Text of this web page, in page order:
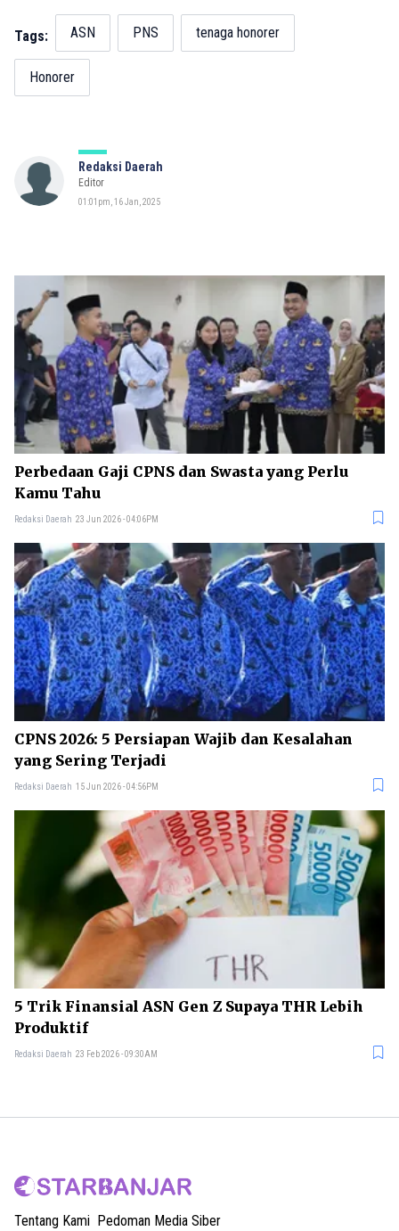
Tags: ASN PNS tenaga honorer
Honorer
Redaksi Daerah
Editor
01:01pm, 16 Jan, 2025
Perbedaan Gaji CPNS dan Swasta yang Perlu
Kamu Tahu
Redaksi Daerah 23 Jun 2026 - 04:06PM
CPNS 2026: 5 Persiapan Wajib dan Kesalahan
yang Sering Terjadi
Redaksi Daerah 15 Jun 2026 - 04:56PM
5 Trik Finansial ASN Gen Z Supaya THR Lebih
Produktif
Redaksi Daerah 23 Feb 2026 - 09:30AM
Tentang Kami Pedoman Media Siber